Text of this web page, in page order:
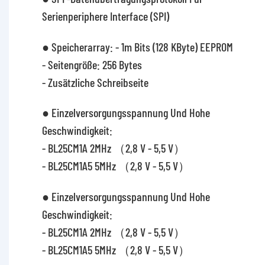
Serienperiphere Interface (SPI)
● Speicherarray: - 1m Bits (128 KByte) EEPROM
- Seitengröße: 256 Bytes
- Zusätzliche Schreibseite
● Einzelversorgungsspannung Und Hohe
Geschwindigkeit:
- BL25CM1A 2MHz （2,8 V - 5,5 V）
- BL25CM1A5 5MHz （2,8 V - 5,5 V）
● Einzelversorgungsspannung Und Hohe
Geschwindigkeit:
- BL25CM1A 2MHz （2,8 V - 5,5 V）
- BL25CM1A5 5MHz （2,8 V - 5,5 V）